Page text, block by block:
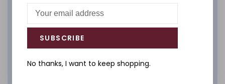
DÉCOUVREZ
SUBSCRIBE
No thanks, I want to keep shopping.